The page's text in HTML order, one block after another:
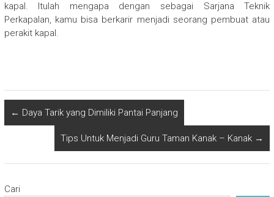
kapal. Itulah mengapa dengan sebagai Sarjana Teknik
Perkapalan, kamu bisa berkarir menjadi seorang pembuat atau
perakit kapal.
← Daya Tarik yang Dimiliki Pantai Panjang
Tips Untuk Menjadi Guru Taman Kanak – Kanak →
Cari